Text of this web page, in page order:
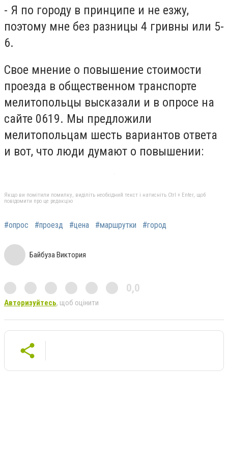
- Я по городу в принципе и не езжу,
поэтому мне без разницы 4 гривны или 5-
6.
Свое мнение о повышение стоимости
проезда в общественном транспорте
мелитопольцы высказали и в опросе на
сайте 0619. Мы предложили
мелитопольцам шесть вариантов ответа
и вот, что люди думают о повышении:
Якщо ви помітили помилку, виділіть необхідний текст і натисніть Ctrl + Enter, щоб
повідомити про це редакцію
#опрос #проезд #цена #маршрутки #город
Байбуза Виктория
0,0
Авторизуйтесь, щоб оцінити